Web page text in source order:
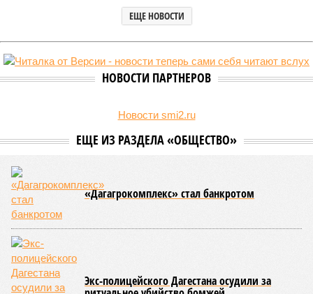
ЕЩЕ НОВОСТИ
НОВОСТИ ПАРТНЕРОВ
Новости smi2.ru
ЕЩЕ ИЗ РАЗДЕЛА «ОБЩЕСТВО»
«Дагагрокомплекс» стал банкротом
Экс-полицейского Дагестана осудили за